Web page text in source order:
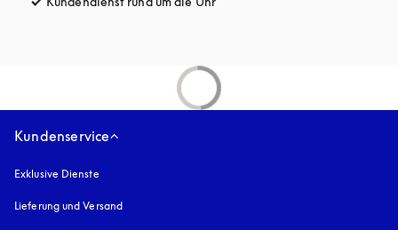
Kundenservice
Exklusive Dienste
Lieferung und Versand